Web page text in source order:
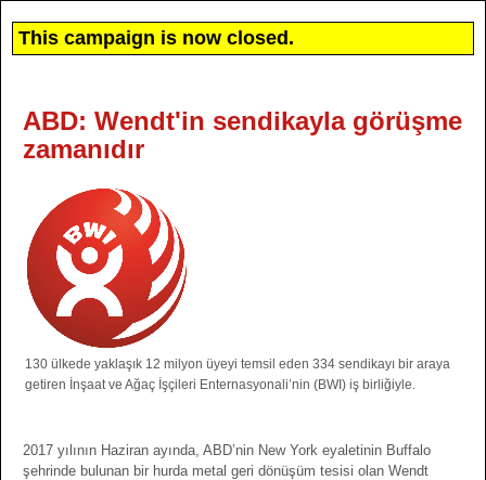
This campaign is now closed.
ABD: Wendt'in sendikayla görüşme
zamanıdır
130 ülkede yaklaşık 12 milyon üyeyi temsil eden 334 sendikayı bir araya
getiren İnşaat ve Ağaç İşçileri Enternasyonali’nin (BWI) iş birliğiyle.
2017 yılının Haziran ayında, ABD’nin New York eyaletinin Buffalo
şehrinde bulunan bir hurda metal geri dönüşüm tesisi olan Wendt